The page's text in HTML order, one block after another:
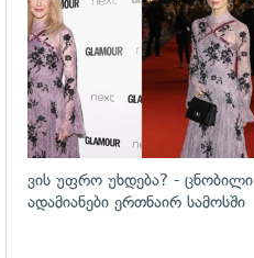
ვის უფრო უხდება? - ცნობილი
ადამიანები ერთნაირ სამოსში